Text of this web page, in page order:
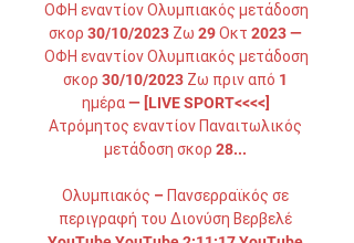
ΟΦΗ εναντίον Ολυμπιακός μετάδοση
σκορ 30/10/2023 Ζω 29 Οκτ 2023 —
ΟΦΗ εναντίον Ολυμπιακός μετάδοση
σκορ 30/10/2023 Ζω πριν από 1
ημέρα — [LIVE SPORT<<<<]
Ατρόμητος εναντίον Παναιτωλικός
μετάδοση σκορ 28...
Ολυμπιακός – Πανσερραϊκός σε
περιγραφή του Διονύση Βερβελέ